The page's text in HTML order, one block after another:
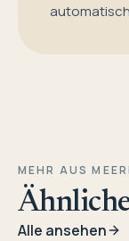
MEHR AUS
Alle ansehen